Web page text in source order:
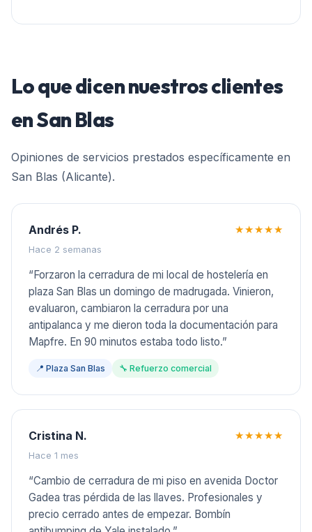
Lo que dicen nuestros clientes
enSan Blas
Opiniones de servicios prestados específicamente en
San Blas (Alicante).
Andrés P.
Hace 2 semanas
★★★★★
“Forzaron la cerradura de mi local de hostelería en
plaza San Blas un domingo de madrugada. Vinieron,
evaluaron, cambiaron la cerradura por una
antipalanca y me dieron toda la documentación para
Mapfre. En 90 minutos estaba todo listo.”
📍 Plaza San Blas 🔧 Refuerzo comercial
Cristina N.
Hace 1 mes
★★★★★
“Cambio de cerradura de mi piso en avenida Doctor
Gadea tras pérdida de las llaves. Profesionales y
precio cerrado antes de empezar. Bombín